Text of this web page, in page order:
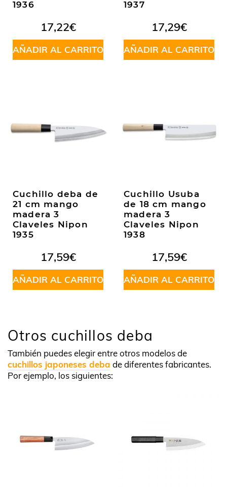
1936
17,22€
AÑADIR AL CARRITO
1937
17,29€
AÑADIR AL CARRITO
Cuchillo deba de
21 cm mango
madera 3
Claveles Nipon
1935
17,59€
AÑADIR AL CARRITO
Cuchillo Usuba
de 18 cm mango
madera 3
Claveles Nipon
1938
17,59€
AÑADIR AL CARRITO
Otros cuchillos deba
También puedes elegir entre otros modelos de
cuchillos japoneses deba de diferentes fabricantes.
Por ejemplo, los siguientes: